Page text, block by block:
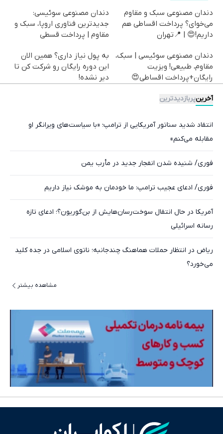
دندان مصنوعی سبک و مقاوم
می‌خوای؟ پرداخت اقساطی هم
داریم!😍 | 📍تهران
دندان مصنوعی سوئیسی:
جدیدترین فناوری اروپا، سبک و
مقاوم | پرداخت قسطی
دندان مصنوعی سوئیسی | سبک،
مقاوم، طبیعی! ویزیت
رایگان+پرداخت اقساطی😍
به پول نیاز داری؟ همین الان
این دوره رایگان رو شرکت کن تا
دیر نشده!
آخرینپربازدیدترین
انتقاد شدید سناتور آمریکایی از ترامپ؛ «با سیاست‌های ویرانگر او
مقابله می‌کنم»
فوری/ شنیده شدن انفجار جدید در مأرب یمن
فوری/ ادعای عجیب ترامپ: ما خودمان به موشک نیاز داریم
آمریکا در حال انتقال سوخت‌رسان‌هایش از بن‌گوریون؟؛ ادعای تازه
رسانه اسرائیلی
ریاض در انتظار حملات هماهنگ چندجانبه؛ ناتوی اسلامی در جده کلید
می‌خورد؟
مشاهده بیشتر